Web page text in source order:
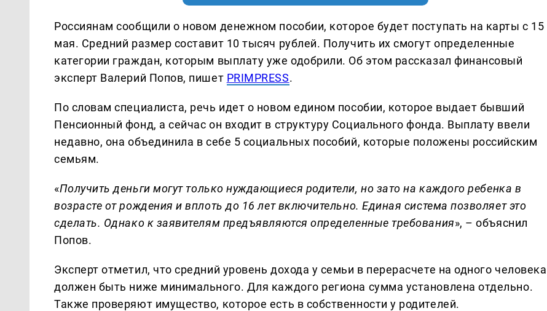
Россиянам сообщили о новом денежном пособии, которое будет поступать на карты с 15
мая. Средний размер составит 10 тысяч рублей. Получить их смогут определенные
категории граждан, которым выплату уже одобрили. Об этом рассказал финансовый
эксперт Валерий Попов, пишет PRIMPRESS.
По словам специалиста, речь идет о новом едином пособии, которое выдает бывший
Пенсионный фонд, а сейчас он входит в структуру Социального фонда. Выплату ввели
недавно, она объединила в себе 5 социальных пособий, которые положены российским
семьям.
«Получить деньги могут только нуждающиеся родители, но зато на каждого ребенка в
возрасте от рождения и вплоть до 16 лет включительно. Единая система позволяет это
сделать. Однако к заявителям предъявляются определенные требования», – объяснил
Попов.
Эксперт отметил, что средний уровень дохода у семьи в перерасчете на одного человека
должен быть ниже минимального. Для каждого региона сумма установлена отдельно.
Также проверяют имущество, которое есть в собственности у родителей.